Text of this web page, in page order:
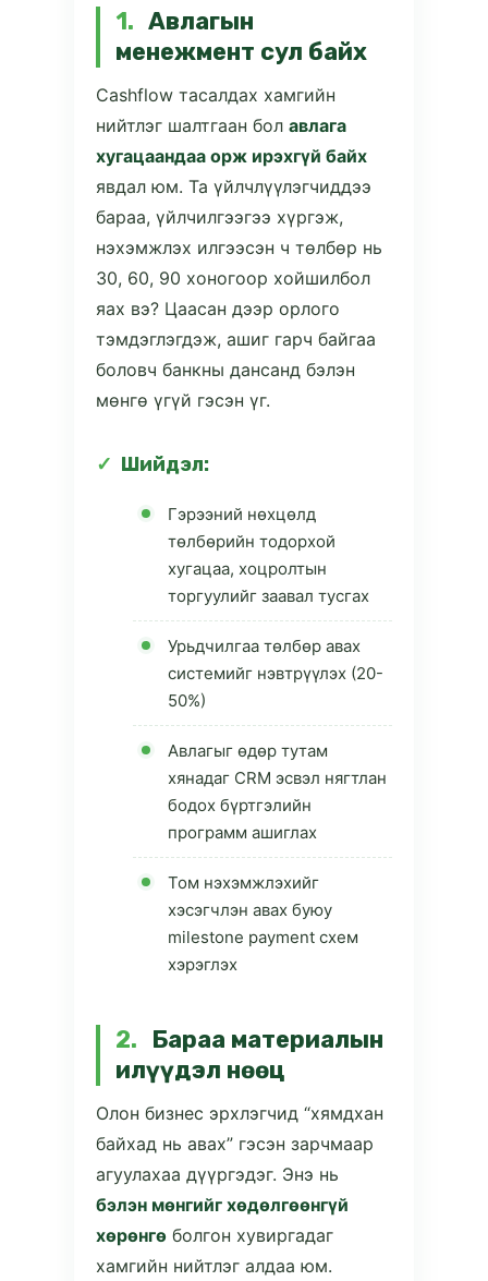
1. Авлагын
менежмент сул байх
Cashflow тасалдах хамгийн
нийтлэг шалтгаан бол авлага
хугацаандаа орж ирэхгүй байх
явдал юм. Та үйлчлүүлэгчиддээ
бараа, үйлчилгээгээ хүргэж,
нэхэмжлэх илгээсэн ч төлбөр нь
30, 60, 90 хоногоор хойшилбол
яах вэ? Цаасан дээр орлого
тэмдэглэгдэж, ашиг гарч байгаа
боловч банкны дансанд бэлэн
мөнгө үгүй гэсэн үг.
Шийдэл:
Гэрээний нөхцөлд
төлбөрийн тодорхой
хугацаа, хоцролтын
торгуулийг заавал тусгах
Урьдчилгаа төлбөр авах
системийг нэвтрүүлэх (20-
50%)
Авлагыг өдөр тутам
хянадаг CRM эсвэл нягтлан
бодох бүртгэлийн
программ ашиглах
Том нэхэмжлэхийг
хэсэгчлэн авах буюу
milestone payment схем
хэрэглэх
2. Бараа материалын
илүүдэл нөөц
Олон бизнес эрхлэгчид “хямдхан
байхад нь авах” гэсэн зарчмаар
агуулахаа дүүргэдэг. Энэ нь
бэлэн мөнгийг хөдөлгөөнгүй
хөрөнгө болгон хувиргадаг
хамгийн нийтлэг алдаа юм.